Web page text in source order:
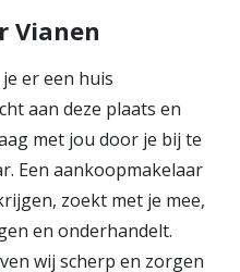
Vianen
er een huis
aan deze plaats en
met jou door je bij te
Een aankoopmakelaar
zoekt met je mee,
en onderhandelt.
wij scherp en zorgen